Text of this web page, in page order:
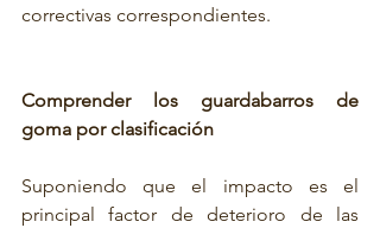
correctivas correspondientes.
Comprender los guardabarros de
goma por clasificación
Suponiendo que el impacto es el
principal factor de deterioro de las